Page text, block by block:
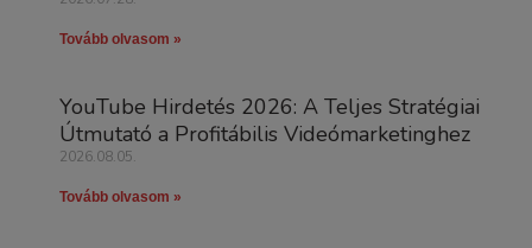
Tovább olvasom »
YouTube Hirdetés 2026: A Teljes Stratégiai
Útmutató a Profitábilis Videómarketinghez
2026.08.05.
Tovább olvasom »